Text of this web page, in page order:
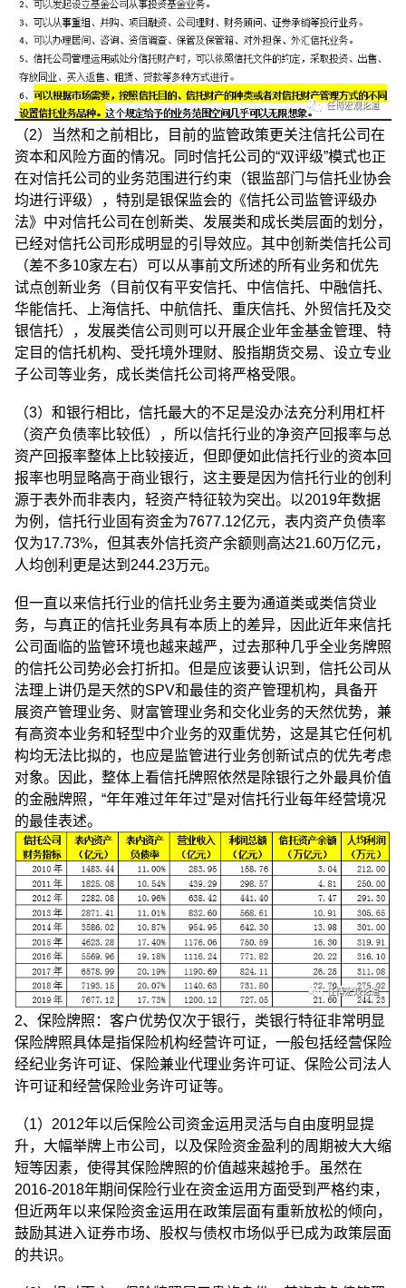
（2）当然和之前相比，目前的监管政策更关注信托公司在
资本和风险方面的情况。同时信托公司的“双评级”模式也正
在对信托公司的业务范围进行约束（银监部门与信托业协会
均进行评级），特别是银保监会的《信托公司监管评级办
法》中对信托公司在创新类、发展类和成长类层面的划分，
已经对信托公司形成明显的引导效应。其中创新类信托公司
（差不多10家左右）可以从事前文所述的所有业务和优先
试点创新业务（目前仅有平安信托、中信信托、中融信托、
华能信托、上海信托、中航信托、重庆信托、外贸信托及交
银信托），发展类信公司则可以开展企业年金基金管理、特
定目的信托机构、受托境外理财、股指期货交易、设立专业
子公司等业务，成长类信托公司将严格受限。
（3）和银行相比，信托最大的不足是没办法充分利用杠杆
（资产负债率比较低），所以信托行业的净资产回报率与总
资产回报率整体上比较接近，但即便如此信托行业的资本回
报率也明显略高于商业银行，这主要是因为信托行业的创利
源于表外而非表内，轻资产特征较为突出。以2019年数据
为例，信托行业固有资金为7677.12亿元，表内资产负债率
仅为17.73%，但其表外信托资产余额则高达21.60万亿元，
人均创利更是达到244.23万元。
但一直以来信托行业的信托业务主要为通道类或类信贷业
务，与真正的信托业务具有本质上的差异，因此近年来信托
公司面临的监管环境也越来越严，过去那种几乎全业务牌照
的信托公司势必会打折扣。但是应该要认识到，信托公司从
法理上讲仍是天然的SPV和最佳的资产管理机构，具备开
展资产管理业务、财富管理业务和交化业务的天然优势，兼
有高资本业务和轻型中介业务的双重优势，这是其它任何机
构均无法比拟的，也应是监管进行业务创新试点的优先考虑
对象。因此，整体上看信托牌照依然是除银行之外最具价值
的金融牌照，“年年难过年年过”是对信托行业每年经营境况
的最佳表述。
2、保险牌照：客户优势仅次于银行，类银行特征非常明显
保险牌照具体是指保险机构经营许可证，一般包括经营保险
经纪业务许可证、保险兼业代理业务许可证、保险公司法人
许可证和经营保险业务许可证等。
（1）2012年以后保险公司资金运用灵活与自由度明显提
升，大幅举牌上市公司，以及保险资金盈利的周期被大大缩
短等因素，使得其保险牌照的价值越来越抢手。虽然在
2016-2018年期间保险行业在资金运用方面受到严格约束，
但近两年以来保险资金运用在政策层面有重新放松的倾向，
鼓励其进入证券市场、股权与债权市场似乎已成为政策层面
的共识。